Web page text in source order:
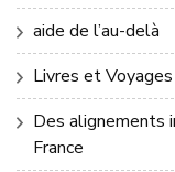
aide de l’au-delà
Livres et
Des alignements
France